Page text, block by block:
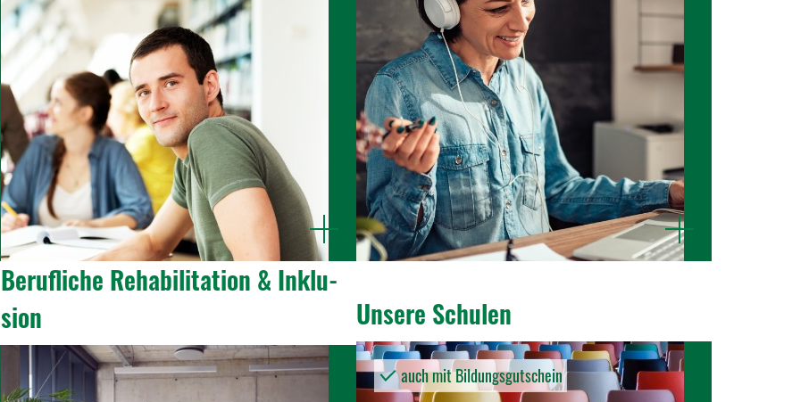
mehr
anzeigen
mehr
anzeigen
Beruf­liche Reha­bi­li­ta­tion & Inklu­
sion
Unsere Schulen
auch mit Bildungsgutschein